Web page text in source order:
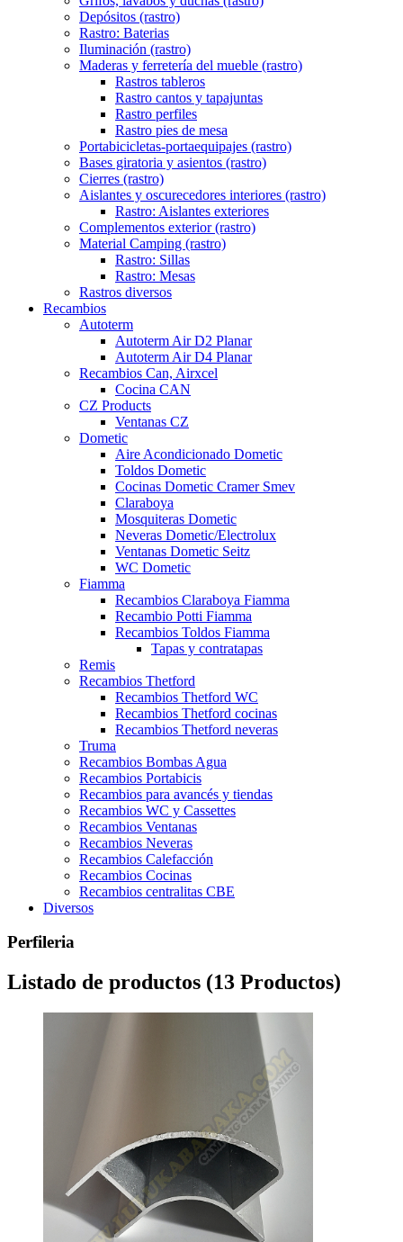
Depósitos (rastro)
Rastro: Baterias
Iluminación (rastro)
Maderas y ferretería del mueble (rastro)
Rastros tableros
Rastro cantos y tapajuntas
Rastro perfiles
Rastro pies de mesa
Portabicicletas-portaequipajes (rastro)
Bases giratoria y asientos (rastro)
Cierres (rastro)
Aislantes y oscurecedores interiores (rastro)
Rastro: Aislantes exteriores
Complementos exterior (rastro)
Material Camping (rastro)
Rastro: Sillas
Rastro: Mesas
Rastros diversos
Recambios
Autoterm
Autoterm Air D2 Planar
Autoterm Air D4 Planar
Recambios Can, Airxcel
Cocina CAN
CZ Products
Ventanas CZ
Dometic
Aire Acondicionado Dometic
Toldos Dometic
Cocinas Dometic Cramer Smev
Claraboya
Mosquiteras Dometic
Neveras Dometic/Electrolux
Ventanas Dometic Seitz
WC Dometic
Fiamma
Recambios Claraboya Fiamma
Recambio Potti Fiamma
Recambios Toldos Fiamma
Tapas y contratapas
Remis
Recambios Thetford
Recambios Thetford WC
Recambios Thetford cocinas
Recambios Thetford neveras
Truma
Recambios Bombas Agua
Recambios Portabicis
Recambios para avancés y tiendas
Recambios WC y Cassettes
Recambios Ventanas
Recambios Neveras
Recambios Calefacción
Recambios Cocinas
Recambios centralitas CBE
Diversos
Perfileria
Listado de productos (13 Productos)